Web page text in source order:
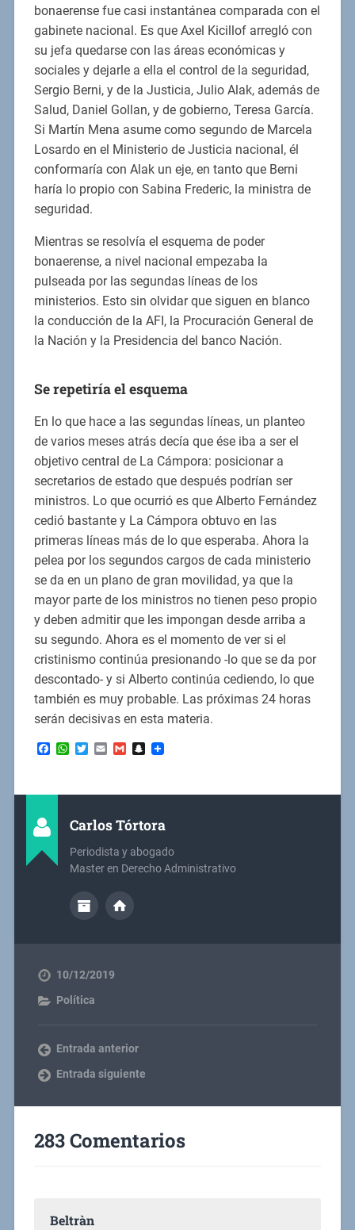
bonaerense fue casi instantánea comparada con el
gabinete nacional. Es que Axel Kicillof arregló con
su jefa quedarse con las áreas económicas y
sociales y dejarle a ella el control de la seguridad,
Sergio Berni, y de la Justicia, Julio Alak, además de
Salud, Daniel Gollan, y de gobierno, Teresa García.
Si Martín Mena asume como segundo de Marcela
Losardo en el Ministerio de Justicia nacional, él
conformaría con Alak un eje, en tanto que Berni
haría lo propio con Sabina Frederic, la ministra de
seguridad.
Mientras se resolvía el esquema de poder
bonaerense, a nivel nacional empezaba la
pulseada por las segundas líneas de los
ministerios. Esto sin olvidar que siguen en blanco
la conducción de la AFI, la Procuración General de
la Nación y la Presidencia del banco Nación.
Se repetiría el esquema
En lo que hace a las segundas líneas, un planteo
de varios meses atrás decía que ése iba a ser el
objetivo central de La Cámpora: posicionar a
secretarios de estado que después podrían ser
ministros. Lo que ocurrió es que Alberto Fernández
cedió bastante y La Cámpora obtuvo en las
primeras líneas más de lo que esperaba. Ahora la
pelea por los segundos cargos de cada ministerio
se da en un plano de gran movilidad, ya que la
mayor parte de los ministros no tienen peso propio
y deben admitir que les impongan desde arriba a
su segundo. Ahora es el momento de ver si el
cristinismo continúa presionando -lo que se da por
descontado- y si Alberto continúa cediendo, lo que
también es muy probable. Las próximas 24 horas
serán decisivas en esta materia.
Facebook
WhatsApp
Twitter
EmailGmailSnapchat
Carlos Tórtora
Periodista y abogado
Master en Derecho Administrativo
10/12/2019
Política
Entrada anterior
Entrada siguiente
283 Comentarios
Beltràn